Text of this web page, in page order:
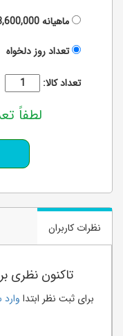
ماهیانه
تعداد روز دلخواه
تعداد کالا:
لطفاً
نظرات کاربران
تاکنون نظری
برای ثبت نظر ابتدا